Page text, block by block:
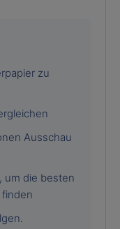
zu
Ausschau
um die besten